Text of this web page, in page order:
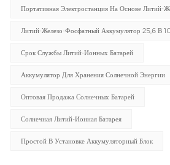
Портативная Электростанция На Основе Литий-
Литий-Железо-Фосфатный Аккумулятор 25,6 В
Срок Службы Литий-Ионных Батарей
Аккумулятор Для Хранения Солнечной Энергии
Оптовая Продажа Солнечных Батарей
Солнечная Литий-Ионная Батарея
Простой В Установке Аккумуляторный Блок